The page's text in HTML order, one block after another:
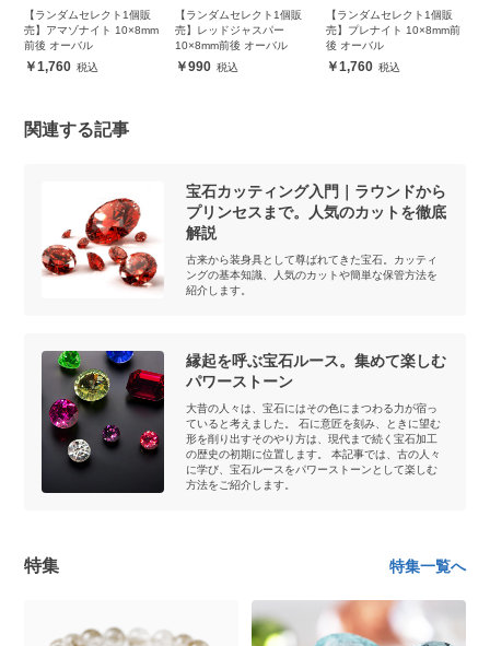
【ランダムセレクト1個販
売】アマゾナイト 10×8mm
前後 オーバル
1,760
【ランダムセレクト1個販
売】レッドジャスパー
10×8mm前後 オーバル
990
【ランダムセレクト1個販
売】プレナイト 10×8mm前
後 オーバル
1,760
関連する記事
宝石カッティング入門｜ラウンドから
プリンセスまで。人気のカットを徹底
解説
古来から装身具として尊ばれてきた宝石。カッティ
ングの基本知識、人気のカットや簡単な保管方法を
紹介します。
縁起を呼ぶ宝石ルース。集めて楽しむ
パワーストーン
大昔の人々は、宝石にはその色にまつわる力が宿っ
ていると考えました。 石に意匠を刻み、ときに望む
形を削り出すそのやり方は、現代まで続く宝石加工
の歴史の初期に位置します。 本記事では、古の人々
に学び、宝石ルースをパワーストーンとして楽しむ
方法をご紹介します。
特集 特集一覧へ